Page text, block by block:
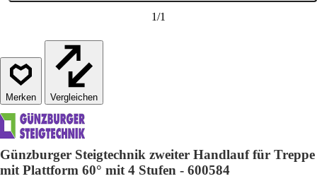
1/1
Vergleichen
Günzburger Steigtechnik zweiter Handlauf für Treppe
mit Plattform 60° mit 4 Stufen - 600584